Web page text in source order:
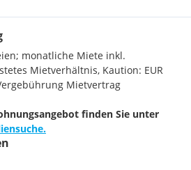
monatliche Miete inkl.
Mietverhältnis, Kaution: EUR
Mietvertrag
finden Sie unter